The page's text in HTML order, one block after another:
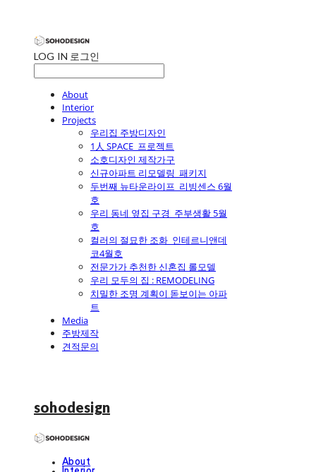
LOG IN 로그인
About
Interior
Projects
우리집 주방디자인
1人 SPACE_프로젝트
소호디자인 제작가구
신규아파트 리모델링_패키지
두번째 뉴타운라이프_리빙센스 6월
호
우리 동네 옆집 구경_주부생활 5월
호
컬러의 절묘한 조화_인테르니앤데
코4월호
전문가가 추천한 신혼집 롤모델
우리 모두의 집 : REMODELING
치밀한 조명 계획이 돋보이는 아파
트
Media
주방제작
견적문의
sohodesign
About